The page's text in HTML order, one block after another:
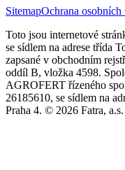
SitemapOchrana osobních
Toto jsou internetové
se sídlem na adrese třída
zapsané v obchodním
oddíl B, vložka 4598.
AGROFERT řízeného
26185610, se sídlem na
Praha 4. © 2026 Fatra,